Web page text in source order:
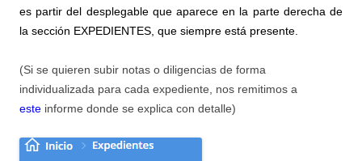
es partir del desplegable que aparece en la parte derecha de
la sección EXPEDIENTES, que siempre está presente.
(Si se quieren subir notas o diligencias de forma
individualizada para cada expediente, nos remitimos a
este informe donde se explica con detalle)